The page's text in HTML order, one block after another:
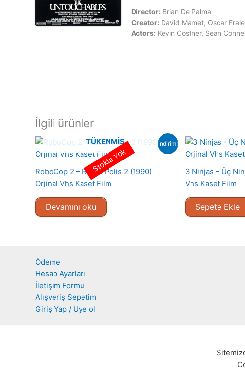
Director: Brian De Palma
Creator: David Mamet, Oscar
Actors: Kevin Costner, Sean
İlgili ürünler
indirim!
TÜKENMIŞ
RoboCop 2 – Robot Polis 2 (1990)
Orjinal Vhs Kaset Film
Devamını oku
Stokta Yok
3 Ninjas – Üç
Vhs Kaset Film
Sepete Ekle
Ödeme
Hesap Ayarları
İletişim Formu
Alışveriş Sepetim
Giriş Yap / Uye ol